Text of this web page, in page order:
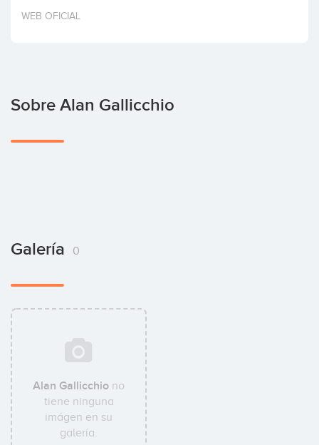
Invertir
WEB OFICIAL
Sobre Alan Gallicchio
Galería 0
Alan Gallicchio no
tiene ninguna
imágen en su
galería.